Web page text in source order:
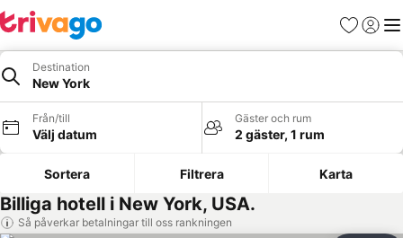
Favoriter
Logga
Destination
New York
Från/till
Välj datum
Gäster och rum
2 gäster, 1 rum
Sortera Filtrera Karta
Billiga hotell i New York, USA.
Så påverkar betalningar till oss rankningen